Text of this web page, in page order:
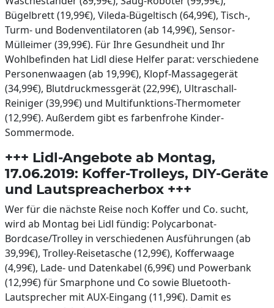
Bügelbrett (19,99€), Vileda-Bügeltisch (64,99€), Tisch-,
Turm- und Bodenventilatoren (ab 14,99€), Sensor-
Mülleimer (39,99€). Für Ihre Gesundheit und Ihr
Wohlbefinden hat Lidl diese Helfer parat: verschiedene
Personenwaagen (ab 19,99€), Klopf-Massagegerät
(34,99€), Blutdruckmessgerät (22,99€), Ultraschall-
Reiniger (39,99€) und Multifunktions-Thermometer
(12,99€). Außerdem gibt es farbenfrohe Kinder-
Sommermode.
+++ Lidl-Angebote ab Montag,
17.06.2019: Koffer-Trolleys, DIY-Geräte
und Lautspreacherbox +++
Wer für die nächste Reise noch Koffer und Co. sucht,
wird ab Montag bei Lidl fündig: Polycarbonat-
Bordcase/Trolley in verschiedenen Ausführungen (ab
39,99€), Trolley-Reisetasche (12,99€), Kofferwaage
(4,99€), Lade- und Datenkabel (6,99€) und Powerbank
(12,99€) für Smarphone und Co sowie Bluetooth-
Lautsprecher mit AUX-Eingang (11,99€). Damit es